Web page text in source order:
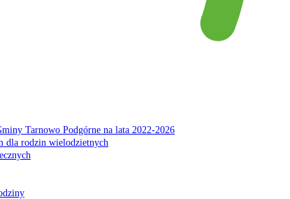
Tarnowo Podgórne na lata 2022-2026
dla rodzin wielodzietnych